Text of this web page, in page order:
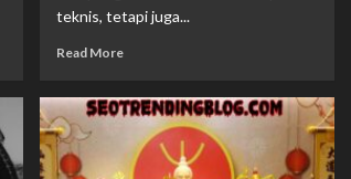
teknis, tetapi juga...
Read More